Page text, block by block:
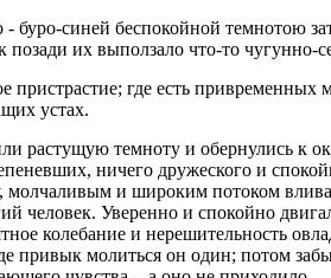
буро-синей беспокойной темнотою
позади их выползало что-то
пристрастие; где есть привременных
устах.
растущую темноту и обернулись к
ничего дружеского и
молчаливым и широким потоком
человек. Уверенно и спокойно
колебание и нерешительность
привык молиться он один; потом